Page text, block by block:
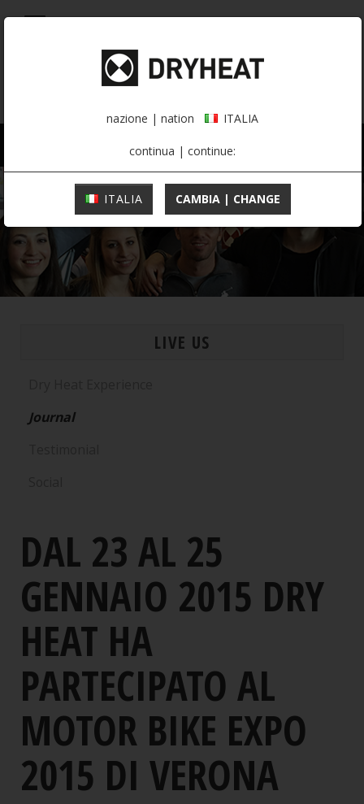
DONNA
INTIMO TERMICO
INTIMO TERMICO
MOUNTAINEERING
LIVE US
Journal
DAL 23 AL 25
GENNAIO 2015 DRY
HEAT HA
PARTECIPATO AL
MOTOR BIKE EXPO
2015 DI VERONA
nazione | nation ITALIA
continua | continue:
ITALIA CAMBIA | CHANGE